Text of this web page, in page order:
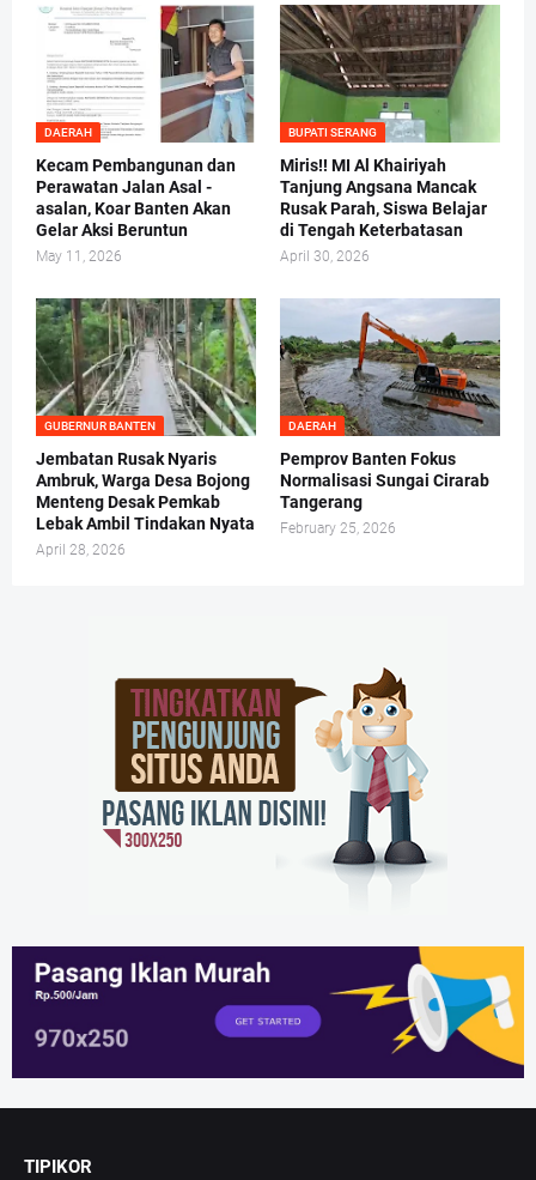
DAERAH
Kecam Pembangunan dan
Perawatan Jalan Asal -
asalan, Koar Banten Akan
Gelar Aksi Beruntun
May 11, 2026
BUPATI SERANG
Miris!! MI Al Khairiyah
Tanjung Angsana Mancak
Rusak Parah, Siswa Belajar
di Tengah Keterbatasan
April 30, 2026
GUBERNUR BANTEN
Jembatan Rusak Nyaris
Ambruk, Warga Desa Bojong
Menteng Desak Pemkab
Lebak Ambil Tindakan Nyata
April 28, 2026
DAERAH
Pemprov Banten Fokus
Normalisasi Sungai Cirarab
Tangerang
February 25, 2026
TIPIKOR